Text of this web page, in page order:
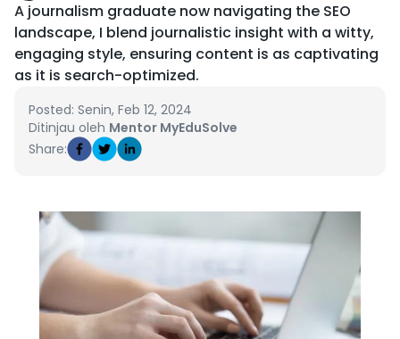
Keranjang Saya
Profil
A journalism graduate now navigating the SEO
landscape, I blend journalistic insight with a witty,
engaging style, ensuring content is as captivating
as it is search-optimized.
Posted: Senin, Feb 12, 2024
Ditinjau oleh Mentor MyEduSolve
Share: